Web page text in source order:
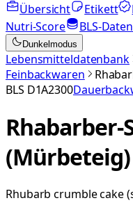
Übersicht
Etikett
Nutri-Score
BLS-
Dunkelmodus
Lebensmitteldatenbank
Feinbackwaren
BLS D1A2300
(Mürbeteig)
Rhubarb crumble cake